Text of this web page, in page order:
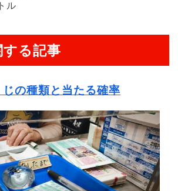
ル
る記事
の種類と当たる確率